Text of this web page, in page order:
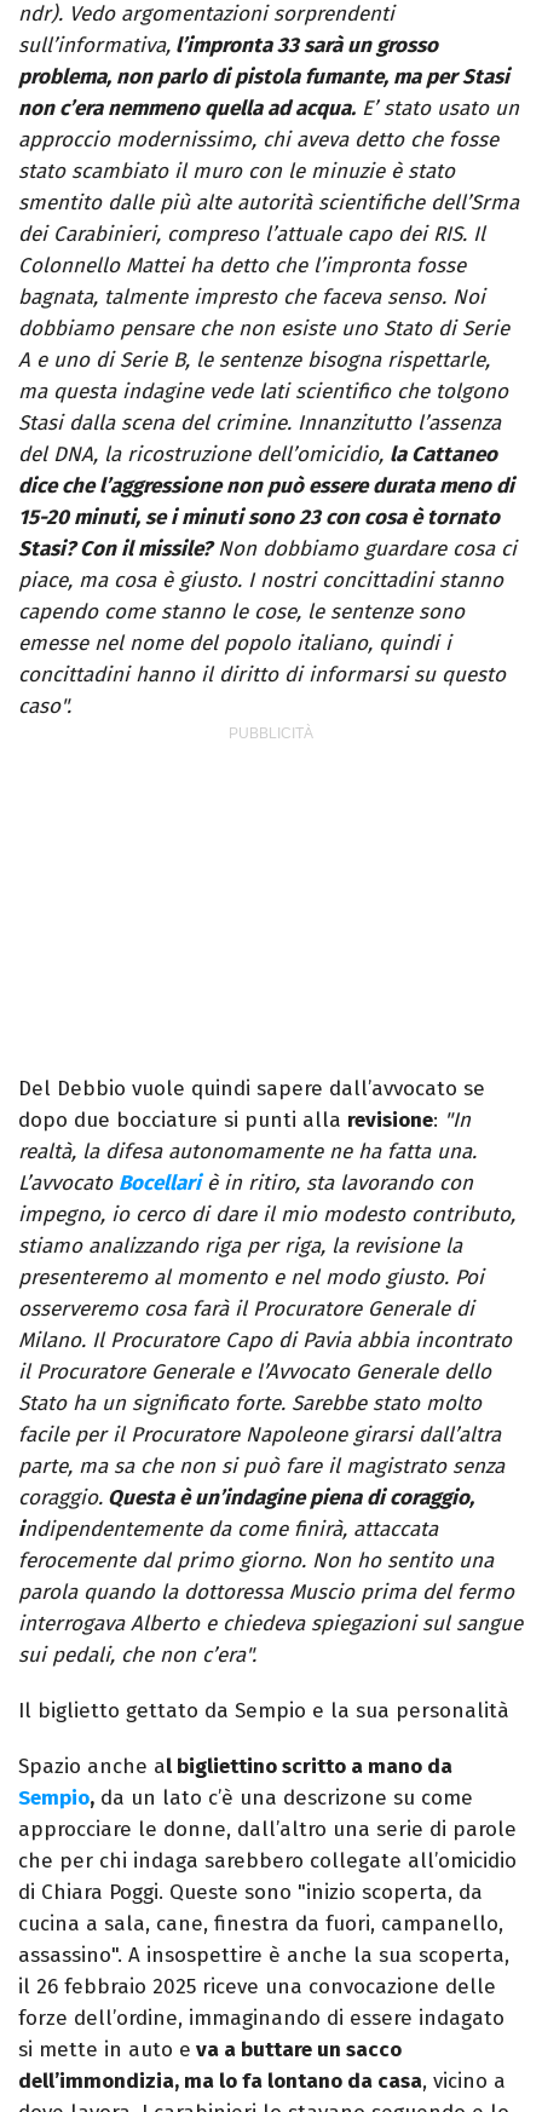
ndr). Vedo argomentazioni sorprendenti
sull’informativa, l’impronta 33 sarà un grosso
problema, non parlo di pistola fumante, ma per Stasi
non c’era nemmeno quella ad acqua. E’ stato usato un
approccio modernissimo, chi aveva detto che fosse
stato scambiato il muro con le minuzie è stato
smentito dalle più alte autorità scientifiche dell’Srma
dei Carabinieri, compreso l’attuale capo dei RIS. Il
Colonnello Mattei ha detto che l’impronta fosse
bagnata, talmente impresto che faceva senso. Noi
dobbiamo pensare che non esiste uno Stato di Serie
A e uno di Serie B, le sentenze bisogna rispettarle,
ma questa indagine vede lati scientifico che tolgono
Stasi dalla scena del crimine. Innanzitutto l’assenza
del DNA, la ricostruzione dell’omicidio, la Cattaneo
dice che l’aggressione non può essere durata meno di
15-20 minuti, se i minuti sono 23 con cosa è tornato
Stasi? Con il missile?Non dobbiamo guardare cosa ci
piace, ma cosa è giusto. I nostri concittadini stanno
capendo come stanno le cose, le sentenze sono
emesse nel nome del popolo italiano, quindi i
concittadini hanno il diritto di informarsi su questo
caso".
Del Debbio vuole quindi sapere dall’avvocato se
dopo due bocciature si punti alla revisione: "In
realtà, la difesa autonomamente ne ha fatta una.
L’avvocato Bocellariè in ritiro, sta lavorando con
impegno, io cerco di dare il mio modesto contributo,
stiamo analizzando riga per riga, la revisione la
presenteremo al momento e nel modo giusto. Poi
osserveremo cosa farà il Procuratore Generale di
Milano. Il Procuratore Capo di Pavia abbia incontrato
il Procuratore Generale e l’Avvocato Generale dello
Stato ha un significato forte. Sarebbe stato molto
facile per il Procuratore Napoleone girarsi dall’altra
parte, ma sa che non si può fare il magistrato senza
coraggio. Questa è un’indagine piena di coraggio,
indipendentemente da come finirà, attaccata
ferocemente dal primo giorno. Non ho sentito una
parola quando la dottoressa Muscio prima del fermo
interrogava Alberto e chiedeva spiegazioni sul sangue
sui pedali, che non c’era".
Il biglietto gettato da Sempio e la sua personalità
Spazio anche al bigliettino scritto a mano da
Sempio, da un lato c’è una descrizone su come
approcciare le donne, dall’altro una serie di parole
che per chi indaga sarebbero collegate all’omicidio
di Chiara Poggi. Queste sono "inizio scoperta, da
cucina a sala, cane, finestra da fuori, campanello,
assassino". A insospettire è anche la sua scoperta,
il 26 febbraio 2025 riceve una convocazione delle
forze dell’ordine, immaginando di essere indagato
si mette in auto e va a buttare un sacco
dell’immondizia, ma lo fa lontano da casa, vicino a